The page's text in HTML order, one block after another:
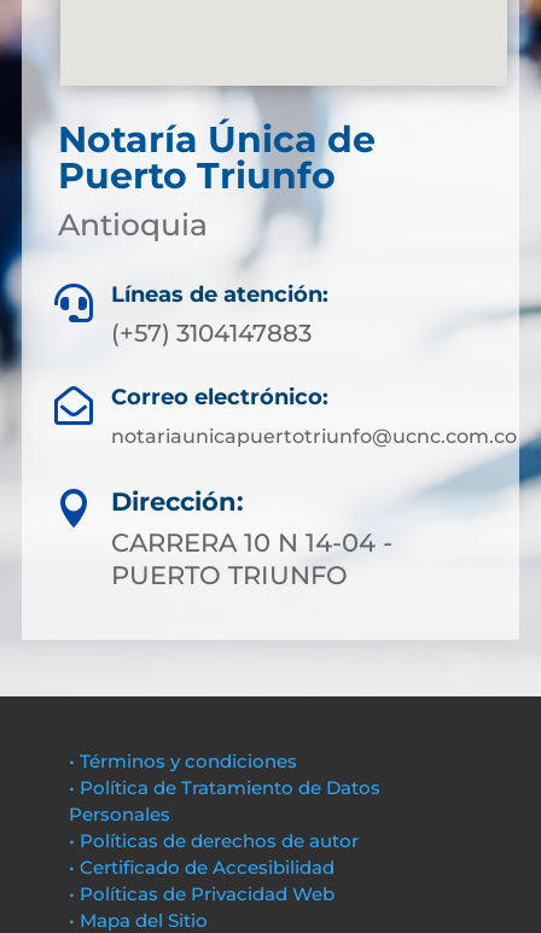
Notaría Única de
Puerto Triunfo
Antioquia
 Líneas de atención:
(+57) 3104147883
 Correo electrónico:
notariaunicapuertotriunfo@ucnc.com.co

Dirección:
CARRERA 10 N 14-04 -
PUERTO TRIUNFO
• Términos y condiciones
• Política de Tratamiento de Datos
Personales
• Políticas de derechos de autor
• Certificado de Accesibilidad
• Políticas de Privacidad Web
• Mapa del Sitio